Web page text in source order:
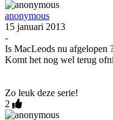
anonymous
15 januari 2013
-
Is MacLeods nu afgelopen
Komt het nog wel terug
Zo leuk deze serie!
2